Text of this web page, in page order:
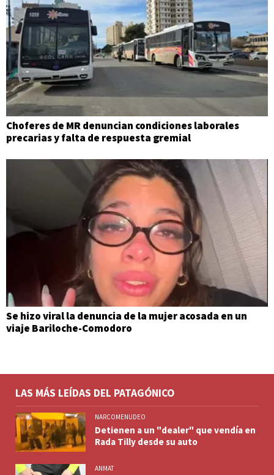
Choferes de MR denuncian condiciones laborales
precarias y falta de respuesta gremial
Se hizo viral la denuncia de la mujer acosada en un
viaje Bariloche-Comodoro
LAS MÁS LEÍDAS DEL PATAGÓNICO
NARCOMENUDEO
Detienen a un "dealer" que vendía en
Rada Tilly desde su auto
ANMAT